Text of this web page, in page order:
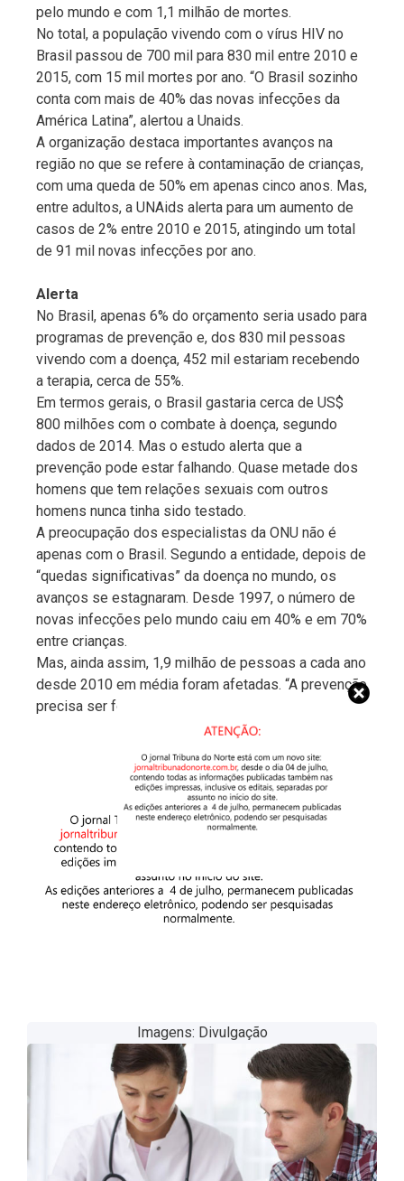
pelo mundo e com 1,1 milhão de mortes.
No total, a população vivendo com o vírus HIV no
Brasil passou de 700 mil para 830 mil entre 2010 e
2015, com 15 mil mortes por ano. “O Brasil sozinho
conta com mais de 40% das novas infecções da
América Latina”, alertou a Unaids.
A organização destaca importantes avanços na
região no que se refere à contaminação de crianças,
com uma queda de 50% em apenas cinco anos. Mas,
entre adultos, a UNAids alerta para um aumento de
casos de 2% entre 2010 e 2015, atingindo um total
de 91 mil novas infecções por ano.
Alerta
No Brasil, apenas 6% do orçamento seria usado para
programas de prevenção e, dos 830 mil pessoas
vivendo com a doença, 452 mil estariam recebendo
a terapia, cerca de 55%.
Em termos gerais, o Brasil gastaria cerca de US$
800 milhões com o combate à doença, segundo
dados de 2014. Mas o estudo alerta que a
prevenção pode estar falhando. Quase metade dos
homens que tem relações sexuais com outros
homens nunca tinha sido testado.
A preocupação dos especialistas da ONU não é
apenas com o Brasil. Segundo a entidade, depois de
“quedas significativas” da doença no mundo, os
avanços se estagnaram. Desde 1997, o número de
novas infecções pelo mundo caiu em 40% e em 70%
entre crianças.
Mas, ainda assim, 1,9 milhão de pessoas a cada ano
desde 2010 em média foram afetadas. “A prevenção
precisa ser fortalecida”, alerta a entidade.
Imagens: Divulgação